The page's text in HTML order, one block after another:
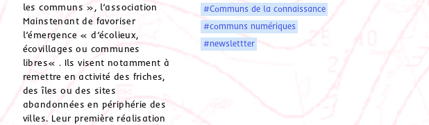
les communs », l’association
Mainstenant de favoriser
l’émergence « d’écolieux,
écovillages ou communes
libres« . Ils visent notamment à
remettre en activité des friches,
des îles ou des sites
abandonnées en périphérie des
villes. Leur première réalisation
#Communs de la connaissance
#communs numériques
#newslettter